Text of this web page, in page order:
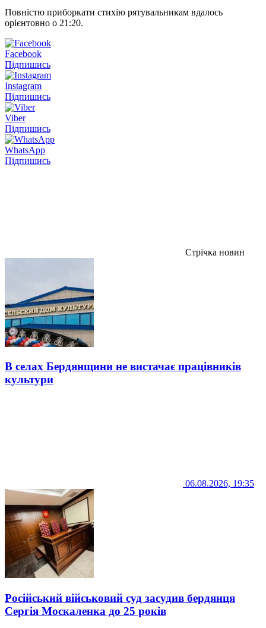
Повністю приборкати стихію рятувальникам вдалось
орієнтовно о 21:20.
Facebook
Підпишись
Instagram
Підпишись
Viber
Підпишись
WhatsApp
Підпишись
Стрічка новин
В селах Бердянщини не вистачає працівників
культури
06.08.2026, 19:35
Російський військовий суд засудив бердянця
Сергія Москаленка до 25 років